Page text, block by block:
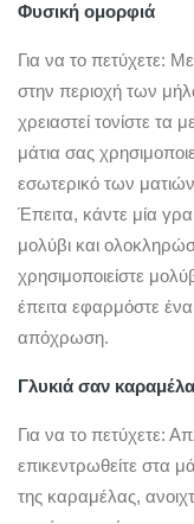
Φυσική ομορφιά
Για να το πετύχετε:
στην περιοχή των
χρειαστεί τονίστε τα
μάτια σας
εσωτερικό των
Έπειτα, κάντε μία
μολύβι και
χρησιμοποιείστε
έπειτα εφαρμόστε
απόχρωση.
Γλυκιά σαν καραμέλα
Για να το πετύχετε:
επικεντρωθείτε στα
της καραμέλας,